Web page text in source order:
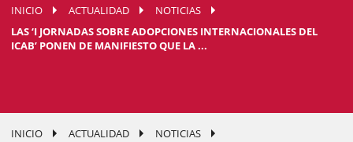
INICIO ACTUALIDAD
NOTICIAS
LAS ‘I JORNADAS SOBRE ADOPCIONES INTERNACIONALES DEL
ICAB’ PONEN DE MANIFIESTO QUE LA ...
INICIO ACTUALIDAD
NOTICIAS